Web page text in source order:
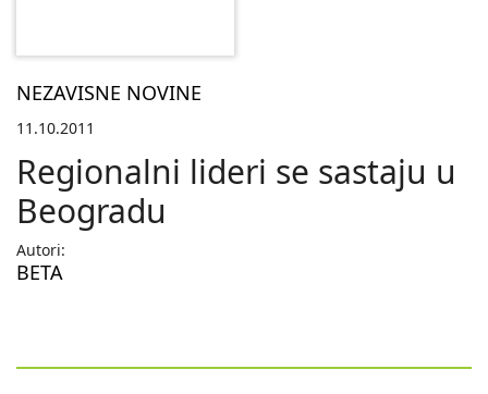
NEZAVISNE NOVINE
11.10.2011
Regionalni lideri se sastaju u
Beogradu
Autori:
BETA